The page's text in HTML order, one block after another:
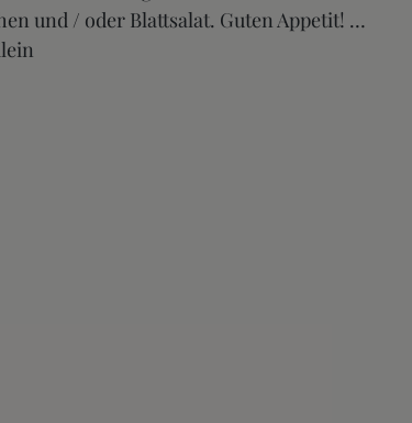
und / oder Blattsalat. Guten Appetit! …